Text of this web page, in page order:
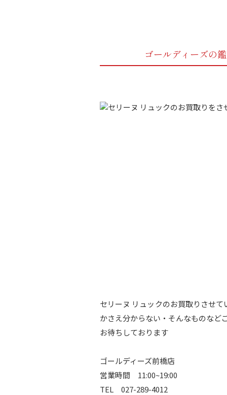
ゴールディーズの
セリーヌ リュックのお買取りさせ
かさえ分からない・そんなものな
お待ちしております
ゴールディーズ前橋店
営業時間 11:00~19:00
TEL 027-289-4012